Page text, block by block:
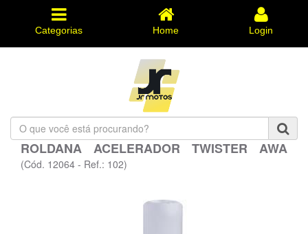
Categorias Home Login
O
que
você
está
ROLDANA ACELERADOR TWISTER AWA
(Cód. 12064 - Ref.: 102)